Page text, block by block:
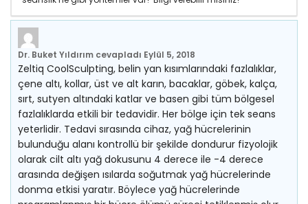
Dr. Buket Yıldırım cevapladı Eylül 5, 2018
Zeltiq CoolSculpting, belin yan kısımlarındaki fazlalıklar,
çene altı, kollar, üst ve alt karın, bacaklar, göbek, kalça,
sırt, sutyen altındaki katlar ve basen gibi tüm bölgesel
fazlalıklarda etkili bir tedavidir. Her bölge için tek seans
yeterlidir. Tedavi sırasında cihaz, yağ hücrelerinin
bulunduğu alanı kontrollü bir şekilde dondurur fizyolojik
olarak cilt altı yağ dokusunu 4 derece ile -4 derece
arasında değişen ısılarda soğutmak yağ hücrelerinde
donma etkisi yaratır. Böylece yağ hücrelerinde